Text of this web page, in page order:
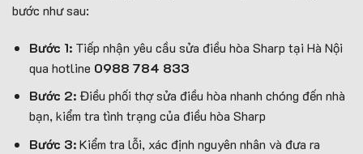
bước như sau:
Bước 1: Tiếp nhận yêu cầu sửa điều hòa Sharp tại Hà Nội
qua hotline 0988 784 833
Bước 2:Điều phối thợ sửa điều hòa nhanh chóng đến nhà
bạn, kiểm tra tình trạng của điều hòa Sharp
Bước 3:Kiểm tra lỗi, xác định nguyên nhân và đưa ra